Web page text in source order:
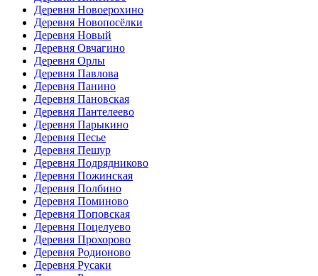
Деревня Новоерохино
Деревня Новопосёлки
Деревня Новый
Деревня Овчагино
Деревня Орлы
Деревня Павлова
Деревня Панино
Деревня Пановская
Деревня Пантелеево
Деревня Парыкино
Деревня Песье
Деревня Пешур
Деревня Подрядниково
Деревня Пожинская
Деревня Полбино
Деревня Поминово
Деревня Поповская
Деревня Поцелуево
Деревня Прохорово
Деревня Родионово
Деревня Русаки